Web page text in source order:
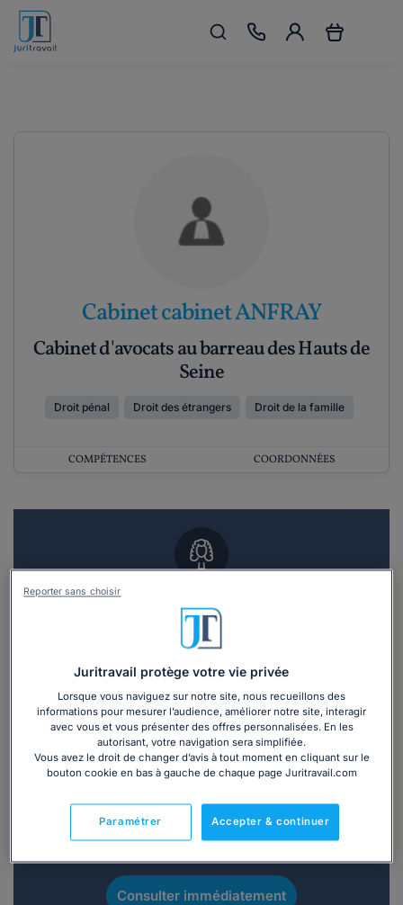
Cabinet cabinet ANFRAY
Cabinet d'avocats au barreau des Hauts de
Seine
Droit pénal Droit des étrangers Droit de la famille
COMPÉTENCES COORDONNÉES
Vous souhaitez un RDV en cabinet avec un
avocat ?
Recevoir des devis d'avocats
3 devis en 48h
Vous souhaitez une consultation par
Consulter immédiatement
Juritravail protège votre vie privée
Lorsque vous naviguez sur notre site, nous recueillons des
informations pour mesurer l’audience, améliorer notre site, interagir
avec vous et vous présenter des offres personnalisées. En les
autorisant, votre navigation sera simplifiée.
Vous avez le droit de changer d’avis à tout moment en cliquant sur le
bouton cookie en bas à gauche de chaque page Juritravail.com
Accepter & continuer
Paramétrer
Reporter sans choisir